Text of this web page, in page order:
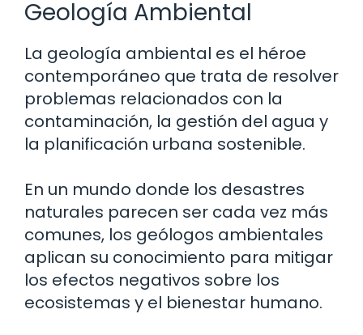
Geología Ambiental
La geología ambiental es el héroe
contemporáneo que trata de resolver
problemas relacionados con la
contaminación, la gestión del agua y
la planificación urbana sostenible.
En un mundo donde los desastres
naturales parecen ser cada vez más
comunes, los geólogos ambientales
aplican su conocimiento para mitigar
los efectos negativos sobre los
ecosistemas y el bienestar humano.